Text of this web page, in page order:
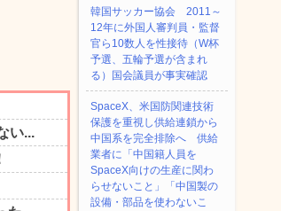
韓国サッカー協会 2011～
12年に外国人審判員・監督
官ら10数人を性接待（W杯
予選、五輪予選が含まれ
る）国会議員が事実確認
SpaceX、米国防関連技術
保護を重視し供給連鎖から
中国系を完全排除へ 供給
業者に「中国籍人員を
SpaceX向けの生産に関わ
らせないこと」「中国製の
設備・部品を使わないこ